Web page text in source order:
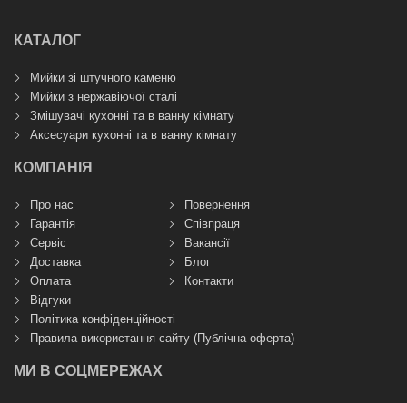
КАТАЛОГ
Мийки зі штучного каменю
Мийки з нержавіючої сталі
Змішувачі кухонні та в ванну кімнату
Аксесуари кухонні та в ванну кімнату
КОМПАНІЯ
Про нас
Гарантія
Сервіс
Доставка
Оплата
Повернення
Співпраця
Вакансії
Блог
Контакти
Відгуки
Політика конфіденційності
Правила використання сайту (Публічна оферта)
МИ В СОЦМЕРЕЖАХ